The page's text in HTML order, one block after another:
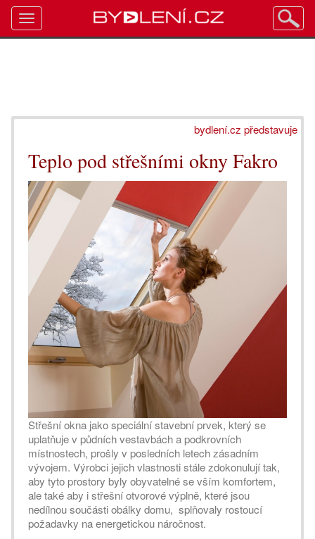
bydlení.cz představuje
Teplo pod střešními okny Fakro
Střešní okna jako speciální stavební prvek, který se
uplatňuje v půdních vestavbách a podkrovních
místnostech, prošly v posledních letech zásadním
vývojem. Výrobci jejich vlastnosti stále zdokonulují tak,
aby tyto prostory byly obyvatelné se vším komfortem,
ale také aby i střešní otvorové výplně, které jsou
nedílnou součásti obálky domu, splňovaly rostoucí
požadavky na energetickou náročnost.
Toggle
navigation